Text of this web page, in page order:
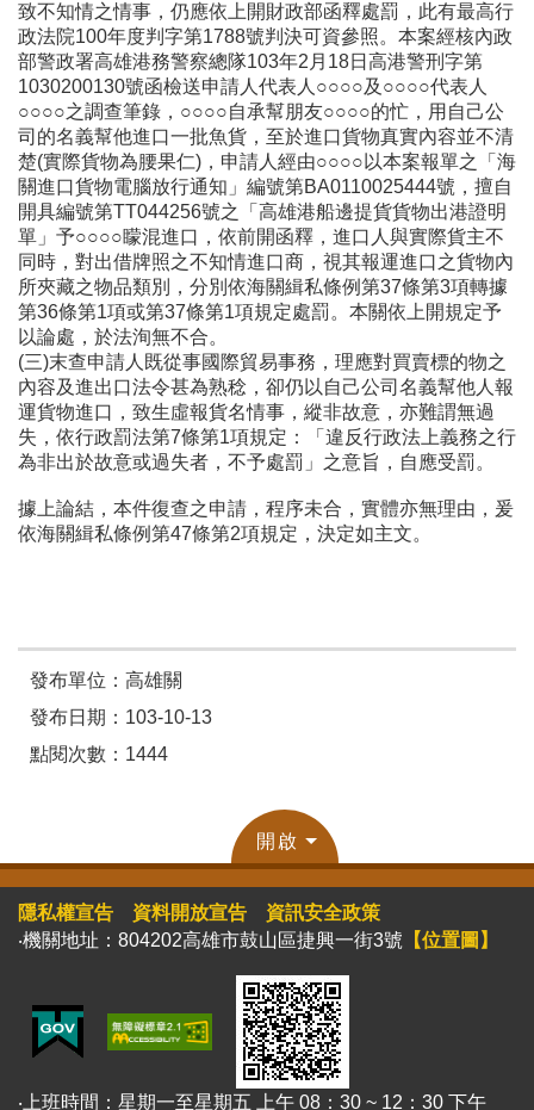
致不知情之情事，仍應依上開財政部函釋處罰，此有最高行
政法院100年度判字第1788號判決可資參照。本案經核內政
部警政署高雄港務警察總隊103年2月18日高港警刑字第
1030200130號函檢送申請人代表人○○○○及○○○○代表人
○○○○之調查筆錄，○○○○自承幫朋友○○○○的忙，用自己公
司的名義幫他進口一批魚貨，至於進口貨物真實內容並不清
楚(實際貨物為腰果仁)，申請人經由○○○○以本案報單之「海
關進口貨物電腦放行通知」編號第BA0110025444號，擅自
開具編號第TT044256號之「高雄港船邊提貨貨物出港證明
單」予○○○○矇混進口，依前開函釋，進口人與實際貨主不
同時，對出借牌照之不知情進口商，視其報運進口之貨物內
所夾藏之物品類別，分別依海關緝私條例第37條第3項轉據
第36條第1項或第37條第1項規定處罰。本關依上開規定予
以論處，於法洵無不合。
(三)末查申請人既從事國際貿易事務，理應對買賣標的物之
內容及進出口法令甚為熟稔，卻仍以自己公司名義幫他人報
運貨物進口，致生虛報貨名情事，縱非故意，亦難謂無過
失，依行政罰法第7條第1項規定：「違反行政法上義務之行
為非出於故意或過失者，不予處罰」之意旨，自應受罰。
據上論結，本件復查之申請，程序未合，實體亦無理由，爰
依海關緝私條例第47條第2項規定，決定如主文。
發布單位：高雄關
發布日期：103-10-13
點閱次數：1444
開啟
隱私權宣告 資料開放宣告
資訊安全政策
‧機關地址：804202高雄市鼓山區捷興一街3號 【位置圖】
‧上班時間：星期一至星期五 上午 08：30 ~ 12：30 下午